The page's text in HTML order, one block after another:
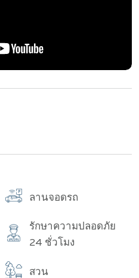
ลานจอดรถ
รักษาความปลอดภัย
24 ชั่วโมง
สวน